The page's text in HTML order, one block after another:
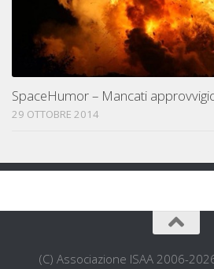
SpaceHumor – Mancati
29 OTTOBRE 2014
(C) Associazione ISAA 2006-